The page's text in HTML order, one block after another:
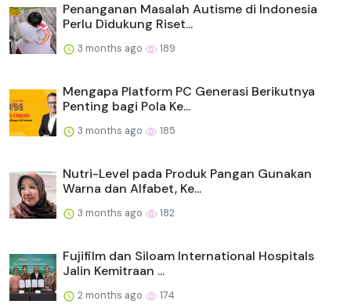
Penanganan Masalah Autisme di Indonesia
Perlu Didukung Riset...
3 months ago 189
Mengapa Platform PC Generasi Berikutnya
Penting bagi Pola Ke...
3 months ago 185
Nutri-Level pada Produk Pangan Gunakan
Warna dan Alfabet, Ke...
3 months ago 182
Fujifilm dan Siloam International Hospitals
Jalin Kemitraan ...
2 months ago 174